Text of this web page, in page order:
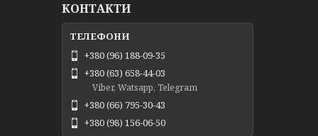
КОНТАКТИ
+380 (96) 188-09-35
+380 (63) 658-44-03
Viber, Watsapp, Telegram
+380 (66) 795-30-43
+380 (98) 156-06-50